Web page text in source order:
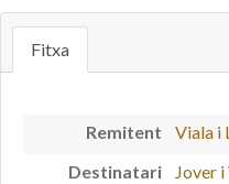
Fitxa
Remitent
Viala i
Destinatari
Jover